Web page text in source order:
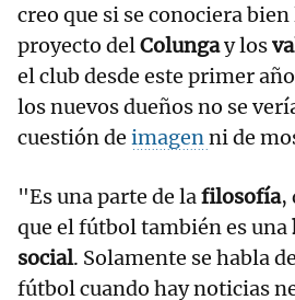
creo que si se conociera bien
proyecto delColungay los
el club desde este primer
los nuevos dueños no se
cuestión de imagenni de
"Es una parte de lafilosofía,
que el fútbol también es una
social. Solamente se habla
fútbol cuando hay noticias